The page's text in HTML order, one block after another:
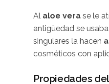
Al aloe vera se le
antigüedad se
singulares la hacen
cosméticos con
Propiedades